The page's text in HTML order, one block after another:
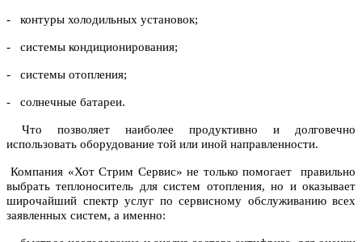
- контуры холодильных установок;
- системы кондиционирования;
- системы отопления;
- солнечные батареи.
Что позволяет наиболее продуктивно и долговечно
использовать оборудование той или иной направленности.
Компания «Хот Стрим Сервис» не только помогает правильно
выбрать теплоноситель для систем отопления, но и оказывает
широчайший спектр услуг по сервисному обслуживанию всех
заявленных систем, а именно: